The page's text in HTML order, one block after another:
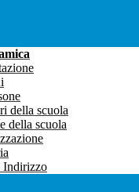
della scuola
della scuola
Indirizzo